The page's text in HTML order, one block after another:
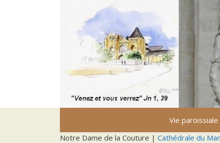
Vie paroissiale
Notre Dame de la Couture | Cathédrale du